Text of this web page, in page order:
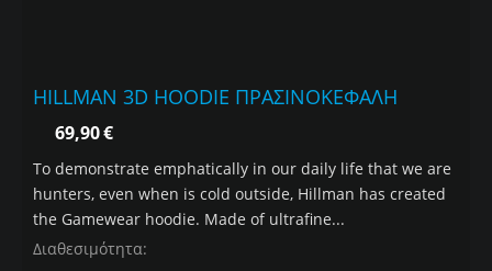
HILLMAN 3D HOODIE ΠΡΑΣΙΝΟΚΕΦΑΛΗ
69,90€
To demonstrate emphatically in our daily life that we are
hunters, even when is cold outside, Hillman has created
the Gamewear hoodie. Made of ultrafine...
Διαθεσιμότητα: